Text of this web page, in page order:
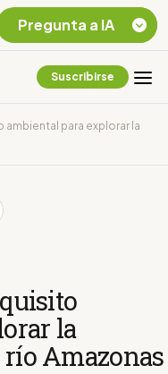
Suscribirse
para explorar la
la
Amazonas
Pregunta a IA
Chevron Ecuador